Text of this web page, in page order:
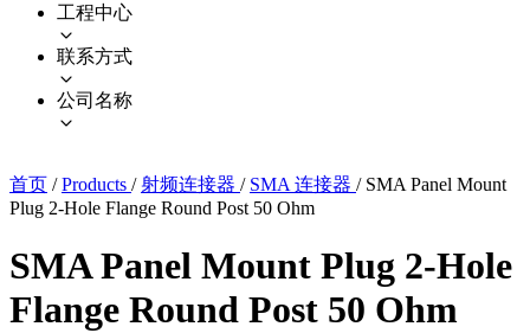
工程中心
联系方式
公司名称
首页 / Products / 射频连接器 / SMA 连接器 / SMA Panel Mount
Plug 2-Hole Flange Round Post 50 Ohm
SMA Panel Mount Plug 2-Hole
Flange Round Post 50 Ohm